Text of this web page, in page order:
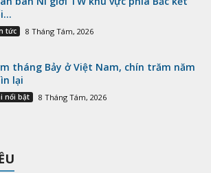
tức 8 Tháng Tám, 2026
tháng Bảy ở Việt Nam, chín trăm năm
lại
nổi bật 8 Tháng Tám, 2026